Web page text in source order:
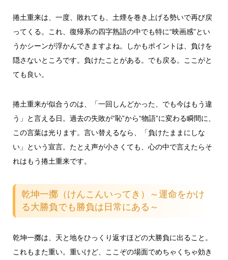
捲土重来は、一度、敗れても、土煙を巻き上げる勢いで再び戻
ってくる。これ、復帰系の四字熟語の中でも特に“映画感”とい
うかシーンが浮かんできますよね。しかもポイントは、負けを
隠さないところです。負けたことがある。でも戻る。ここがと
ても良い。
捲土重来が似合うのは、「一回しんどかった、でも今はもう違
う」と言える日。過去の失敗が“恥”から“物語”に変わる瞬間に、
この言葉は光ります。言い替えるなら、「負けたままにしな
い」という宣言。たとえ声が小さくても、心の中で言えたらそ
れはもう捲土重来です。
乾坤一擲（けんこんいってき）～運命をかけ
る大勝負でも勝負は日常にある～
乾坤一擲は、天と地をひっくり返すほどの大勝負に出ること。
これもまた重い。重いけど、ここぞの場面でめちゃくちゃ効き